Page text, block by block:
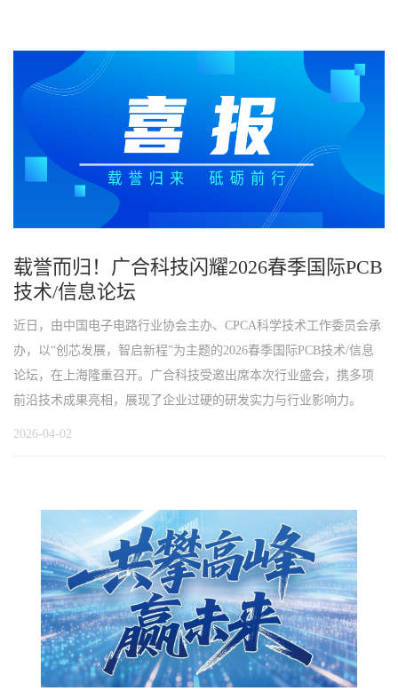
载誉而归！广合科技闪耀2026春季国际PCB
技术/信息论坛
近日，由中国电子电路行业协会主办、CPCA科学技术工作委员会承
办，以“创芯发展，智启新程”为主题的2026春季国际PCB技术/信息
论坛，在上海隆重召开。广合科技受邀出席本次行业盛会，携多项
前沿技术成果亮相，展现了企业过硬的研发实力与行业影响力。
2026-04-02